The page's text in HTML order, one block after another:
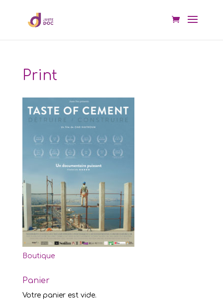
Print
Boutique
Panier
Votre panier est vide.